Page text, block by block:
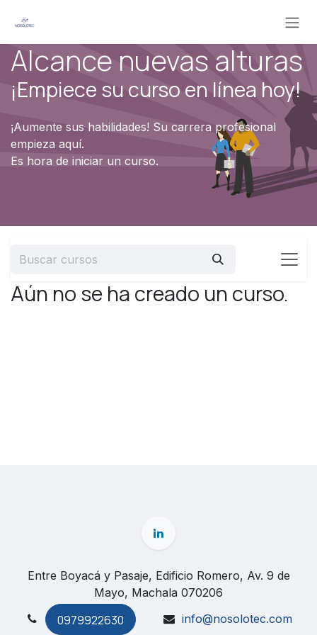
Alcance nuevas alturas
¡Empiece su curso en línea hoy!
¡Aumente sus habilidades! Su carrera profesional
empieza aquí.
Es hora de iniciar un curso.
Aún no se ha creado un curso.
Entre Boyacá y Pasaje, Edificio Romero, Av. 9 de
Mayo, Machala 070206
0979922630 info@nosolotec.com